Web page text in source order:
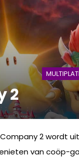
2
2 wordt
van coöp-